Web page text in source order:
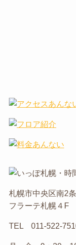
札幌市中央区南2
フラーテ札幌４F
TEL 011-522-